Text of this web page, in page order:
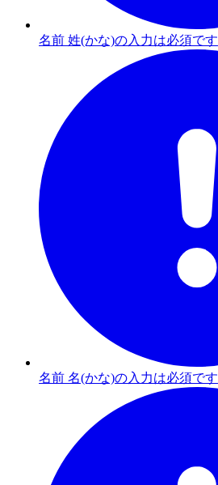
名前 姓(かな)の入力は必須です
名前 名(かな)の入力は必須です